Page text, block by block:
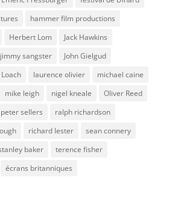
hammer film productions
Herbert Lom
Jack Hawkins
jimmy sangster
John Gielgud
Loach laurence olivier
michael caine
mike leigh nigel kneale
Oliver Reed
peter sellers
ralph richardson
richard lester
sean connery
baker
terence fisher
écrans britanniques